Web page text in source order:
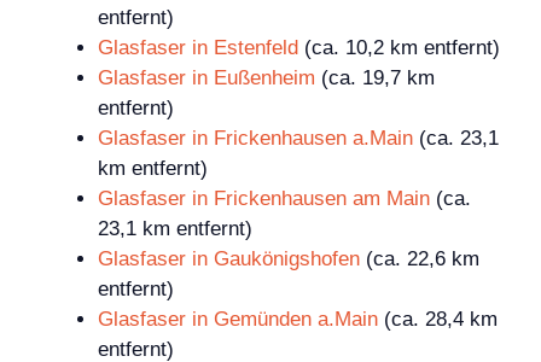
entfernt)
Glasfaser in Estenfeld (ca. 10,2 km entfernt)
Glasfaser in Eußenheim (ca. 19,7 km
entfernt)
Glasfaser in Frickenhausen a.Main (ca. 23,1
km entfernt)
Glasfaser in Frickenhausen am Main (ca.
23,1 km entfernt)
Glasfaser in Gaukönigshofen (ca. 22,6 km
entfernt)
Glasfaser in Gemünden a.Main (ca. 28,4 km
entfernt)